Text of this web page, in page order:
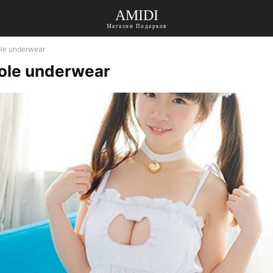
AMIDI
Магазин Подарков
underwear
underwear